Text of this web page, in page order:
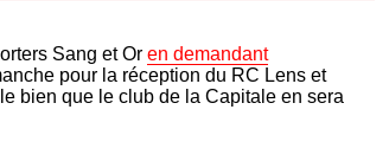
Sang et Or en demandant
pour la réception du RC Lens et
bien que le club de la Capitale en sera